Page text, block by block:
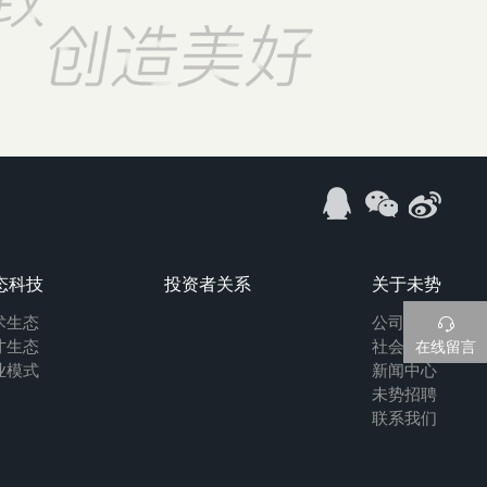

在线留言
科技
生态
生态
模式
投资者关系 关于未势
公司介绍
社会责任
新闻中心
未势招聘
联系我们